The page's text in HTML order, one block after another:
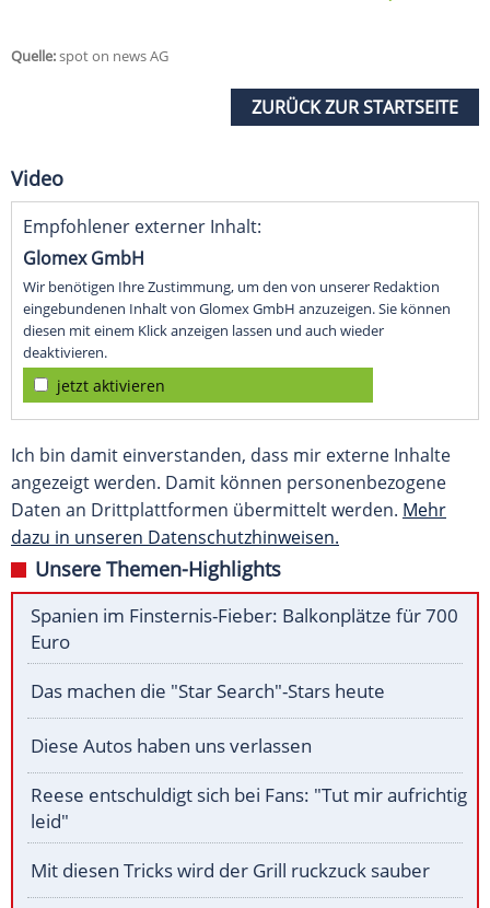
Quelle:spot on news AG
ZURÜCK ZUR STARTSEITE
Video
Empfohlener externer Inhalt:
Glomex GmbH
Wir benötigen Ihre Zustimmung, um den von unserer Redaktion
eingebundenen Inhalt von Glomex GmbH anzuzeigen. Sie können
diesen mit einem Klick anzeigen lassen und auch wieder
deaktivieren.
jetzt aktivieren
Ich bin damit einverstanden, dass mir externe Inhalte
angezeigt werden. Damit können personenbezogene
Daten an Drittplattformen übermittelt werden. Mehr
dazu in unseren Datenschutzhinweisen.
Unsere Themen-Highlights
Spanien im Finsternis-Fieber: Balkonplätze für 700
Euro
Das machen die "Star Search"-Stars heute
Diese Autos haben uns verlassen
Reese entschuldigt sich bei Fans: "Tut mir aufrichtig
leid"
Mit diesen Tricks wird der Grill ruckzuck sauber